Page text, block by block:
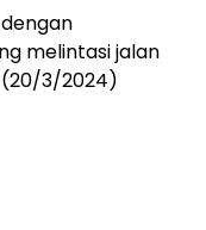
melintasi jalan
(20/3/2024)